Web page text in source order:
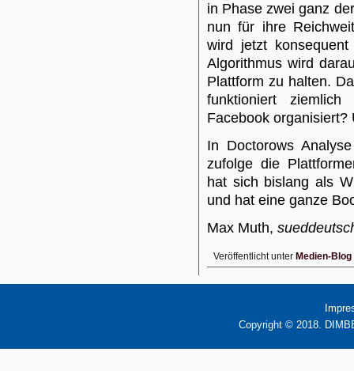
in Phase zwei ganz
nun für ihre
wird jetzt
Algorithmus wird
Plattform zu halten.
funktioniert
Facebook organisiert?
In Doctorows
zufolge die
hat sich bislang als
und hat eine ganze
Max Muth,
Veröffentlicht unter Medien-Blog
Copyright © 2018.